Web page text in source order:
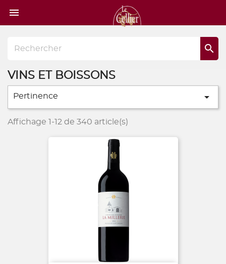


VINS ET BOISSONS
Pertinence 
Affichage 1-12 de 340 article(s)